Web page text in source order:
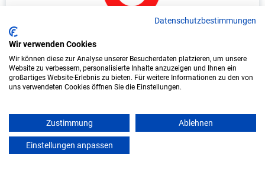
Duales Studium Wirtschaftsinformatik
(B.Sc.) am virtuellen Campus - Vodafone
GmbH - Eschborn
In Kooperation mit IU Duales Studium
(Internationale Hochschule)
Datenschutzbestimmungen
Wir verwenden Cookies
Wir können diese zur Analyse unserer Besucherdaten platzieren, um unsere
Website zu verbessern, personalisierte Inhalte anzuzeigen und Ihnen ein
großartiges Website-Erlebnis zu bieten. Für weitere Informationen zu den von
uns verwendeten Cookies öffnen Sie die Einstellungen.
Zustimmung Ablehnen
Einstellungen anpassen